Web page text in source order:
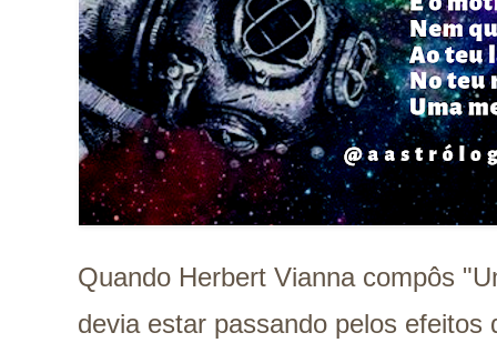
Quando Herbert Vianna compôs
devia estar passando pelos efeitos